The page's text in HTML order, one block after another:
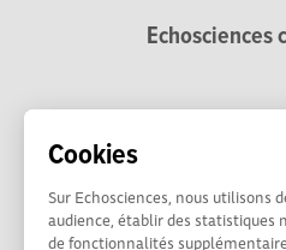
Cookies
Sur Echosciences, nous utilisons
audience, établir des statistiques
de fonctionnalités